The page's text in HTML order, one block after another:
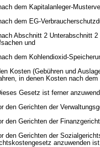
dem Kapitalanleger-
dem EG-
Abschnitt 2 Unterabschnitt
und
dem Kohlendioxid-
Kosten (Gebühren und
in denen Kosten nach
Gesetz ist ferner
den Gerichten der
den Gerichten der
den Gerichten der
anzuwenden